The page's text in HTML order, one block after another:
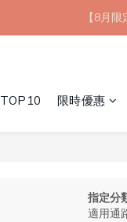
【8月
【8月
新會員
TOP10 限時優惠
指定分
適用通